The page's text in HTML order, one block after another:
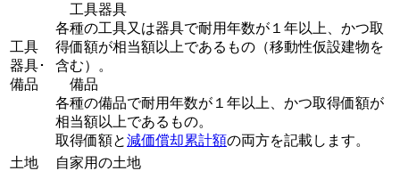
工具
器具･
備品
工具器具
各種の工具又は器具で耐用年数が１年以上、かつ取
得価額が相当額以上であるもの（移動性仮設建物を
含む）。
備品
各種の備品で耐用年数が１年以上、かつ取得価額が
相当額以上であるもの。
取得価額と減価償却累計額の両方を記載します。
土地
自家用の土地